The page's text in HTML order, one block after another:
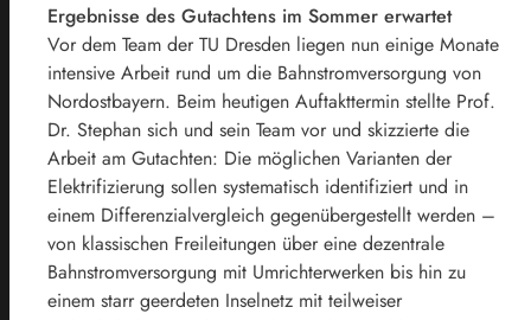
Ergebnisse des Gutachtens im Sommer erwartet
Vor dem Team der TU Dresden liegen nun einige Monate
intensive Arbeit rund um die Bahnstromversorgung von
Nordostbayern. Beim heutigen Auftakttermin stellte Prof.
Dr. Stephan sich und sein Team vor und skizzierte die
Arbeit am Gutachten: Die möglichen Varianten der
Elektrifizierung sollen systematisch identifiziert und in
einem Differenzialvergleich gegenübergestellt werden –
von klassischen Freileitungen über eine dezentrale
Bahnstromversorgung mit Umrichterwerken bis hin zu
einem starr geerdeten Inselnetz mit teilweiser